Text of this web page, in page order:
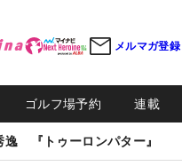
メルマガ登録
ゴルフ場予約 連載
逸 『トゥーロンパター』